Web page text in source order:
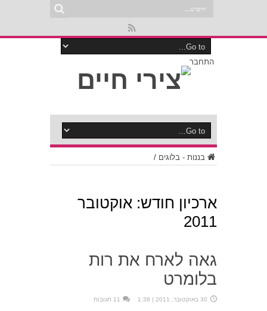
התחבר
בננות - בלוגים /
ארכיון חודש: אוקטובר
2011
גאה לארח את רות
בלומרט
30 באוקטובר, 2011 | 1:38 11 תגובות